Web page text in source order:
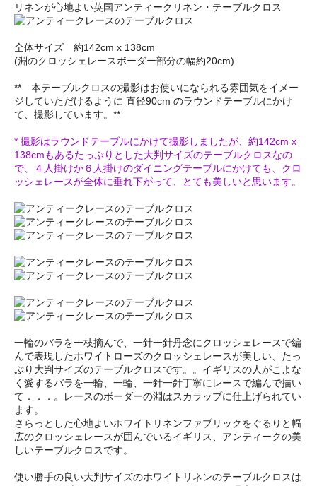
リネンが心地よい英国アンティークリネン・テーブルクロス
全体サイズ 約142cm x 138cm
(淵のクロッシェレースボーダー部分の幅約20cm)
** 本テーブルクロスの撮影はお使いになられる雰囲気をイメー
ジしていただけるように 直径90cm のラウンドテーブルにかけ
て、撮影しています。**
* 撮影はラウンドテーブルにかけて撮影しましたが、約142cm x
138cmもあるたっぷりとした大判サイズのテーブルクロスなの
で、４人掛けか６人掛けのダイニングテーブルにかけても、クロ
ッシェレースが全体に垂れ下がって、とても美しいと思います。
一輪のバラを一枝摘んで、一針一針丹念にクロッシェレースで編
んで表現したホワイトローズのクロッシェレースが美しい、たっ
ぷり大判サイズのテーブルクロスです。。イギリスの人がこよな
く愛するバラを一輪、一輪、一針一針丁寧にレースで編んで描い
て．．．。レースのボーダーの淵はスカラップに仕上げられてい
ます。
さらっとした心地よいホワイトリネンファブリックをぐるりと幅
広のクロッシェレースが囲んでいるイギリス、アンティークの美
しいテーブルクロスです。
使い勝手の良い大判サイズのホワイトリネンのテーブルクロスは